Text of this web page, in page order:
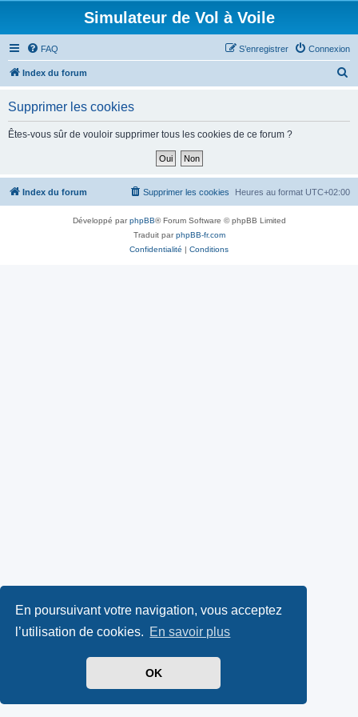
En poursuivant votre navigation, vous acceptez
l’utilisation de cookies. En savoir plus
OK
Simulateur de Vol à Voile
FAQ Connexion
S’enregistrer
Index du forum
h
Supprimer les cookies
Êtes-vous sûr de vouloir supprimer tous les cookies de ce forum ?
Index du forum Heures au format UTC+02:00
Supprimer les cookies
Développé parphpBB® Forum Software © phpBB Limited
Traduit parphpBB-fr.com
Confidentialité | Conditions